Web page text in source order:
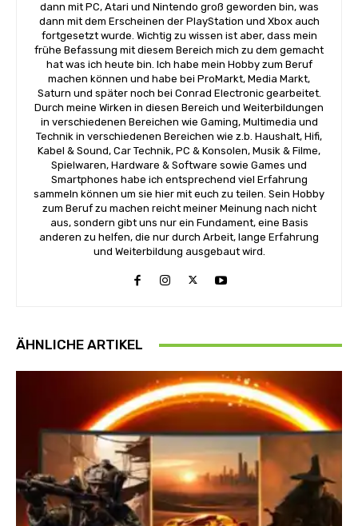
dann mit PC, Atari und Nintendo groß geworden bin, was
dann mit dem Erscheinen der PlayStation und Xbox auch
fortgesetzt wurde. Wichtig zu wissen ist aber, dass mein
frühe Befassung mit diesem Bereich mich zu dem gemacht
hat was ich heute bin. Ich habe mein Hobby zum Beruf
machen können und habe bei ProMarkt, Media Markt,
Saturn und später noch bei Conrad Electronic gearbeitet.
Durch meine Wirken in diesen Bereich und Weiterbildungen
in verschiedenen Bereichen wie Gaming, Multimedia und
Technik in verschiedenen Bereichen wie z.b. Haushalt, Hifi,
Kabel & Sound, Car Technik, PC & Konsolen, Musik & Filme,
Spielwaren, Hardware & Software sowie Games und
Smartphones habe ich entsprechend viel Erfahrung
sammeln können um sie hier mit euch zu teilen. Sein Hobby
zum Beruf zu machen reicht meiner Meinung nach nicht
aus, sondern gibt uns nur ein Fundament, eine Basis
anderen zu helfen, die nur durch Arbeit, lange Erfahrung
und Weiterbildung ausgebaut wird.
ÄHNLICHE ARTIKEL